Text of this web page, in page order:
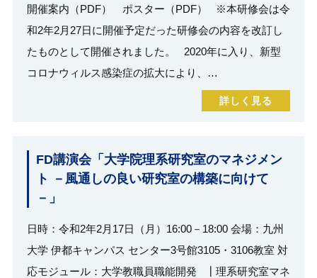
開催案内（PDF） ポスター（PDF） ※本研修会は令
和2年2月27日に開催予定だった研修会の内容を改訂し
たものとして開催されました。 2020年に入り、新型
コロナウィルス感染症の拡大により、…
詳しく見る
FD講演会「大学院理系研究室のマネジメン
ト －風通しの良い研究室の構築に向けて
－」
日時：令和2年2月17日（月）16:00－18:00 会場：九州
大学 伊都キャンパス センター3号館3105・3106教室 対
応モジュール：大学教職員職能開発 ┃理系研究室マネ